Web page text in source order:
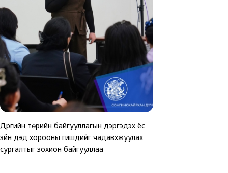
Дүүргийн төрийн байгууллагын дэргэдэх ёс
зүйн дэд хорооны гишүүдийг чадавхжуулах
сургалтыг зохион байгууллаа